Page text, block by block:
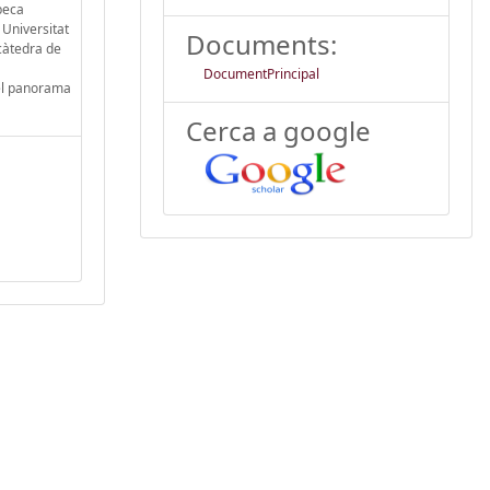
Universitat
de
panorama
Documents:
DocumentPrincipal
Cerca a google